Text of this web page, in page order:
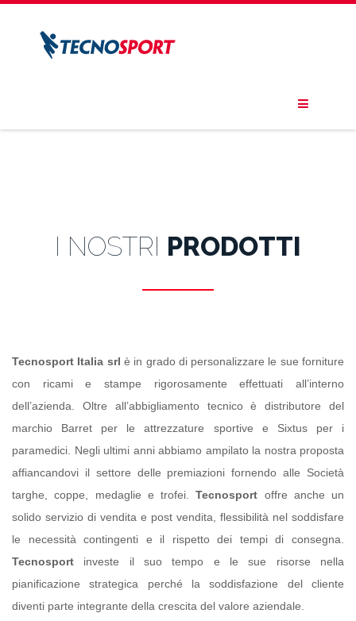
I NOSTRI PRODOTTI
Tecnosport Italia srl è in grado di personalizzare le sue forniture
con ricami e stampe rigorosamente effettuati all’interno
dell’azienda. Oltre all’abbigliamento tecnico è distributore del
marchio Barret per le attrezzature sportive e Sixtus per i
paramedici. Negli ultimi anni abbiamo ampilato la nostra proposta
affiancandovi il settore delle premiazioni fornendo alle Società
targhe, coppe, medaglie e trofei.Tecnosport offre anche un
solido servizio di vendita e post vendita, flessibilità nel soddisfare
le necessità contingenti e il rispetto dei tempi di consegna.
Tecnosport investe il suo tempo e le sue risorse nella
pianificazione strategica perché la soddisfazione del cliente
diventi parte integrante della crescita del valore aziendale.